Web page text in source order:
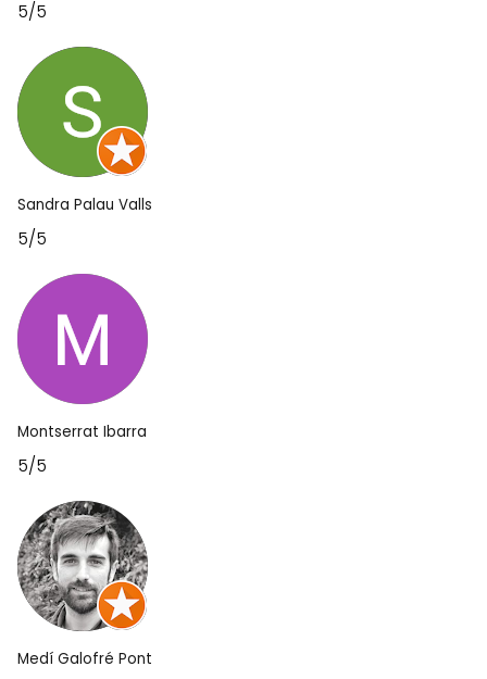
5/5
Sandra Palau Valls
5/5
Montserrat Ibarra
5/5
Medí Galofré Pont